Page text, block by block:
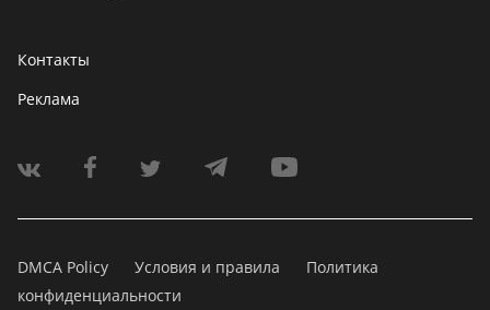
Контакты
Реклама
DMCA Policy Условия и правила
Политика
конфиденциальности